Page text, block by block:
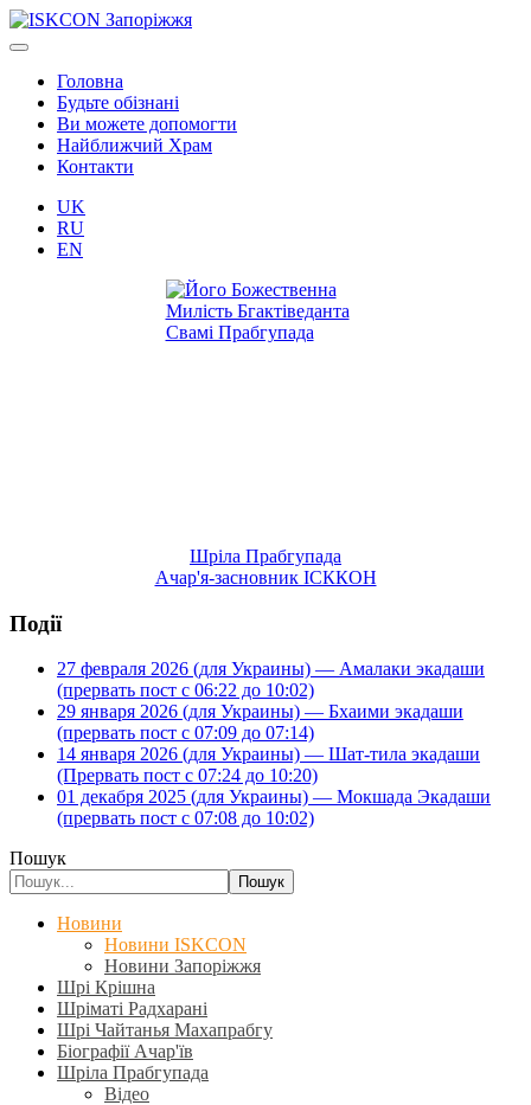
Головна
Будьте обізнані
Ви можете допомогти
Найближчий Храм
Контакти
UK
RU
EN
Шріла Прабгупада
Ачар'я-засновник ІСККОН
Події
27 февраля 2026 (для Украины) — Амалаки экадаши
(прервать пост с 06:22 до 10:02)
29 января 2026 (для Украины) — Бхаими экадаши
(прервать пост с 07:09 до 07:14)
14 января 2026 (для Украины) — Шат-тила экадаши
(Прервать пост с 07:24 до 10:20)
01 декабря 2025 (для Украины) — Мокшада Экадаши
(прервать пост с 07:08 до 10:02)
Пошук
Пошук
Новини
Новини ISKCON
Новини Запоріжжя
Шрі Крішна
Шріматі Радхарані
Шрі Чайтанья Махапрабгу
Біографії Ачар'їв
Шріла Прабгупада
Відео